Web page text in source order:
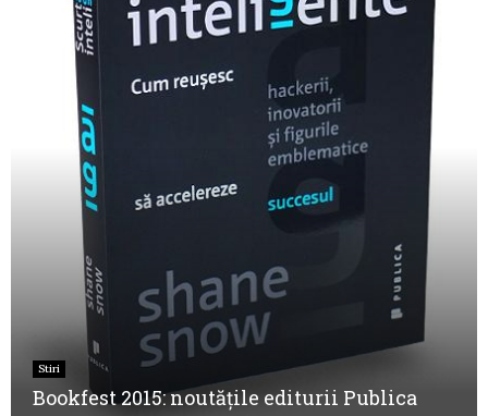
Stiri
Bookfest 2015: noutățile editurii Publica